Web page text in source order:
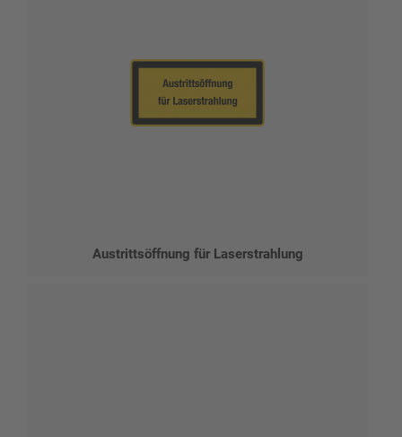
Austrittsöffnung für Laserstrahlung